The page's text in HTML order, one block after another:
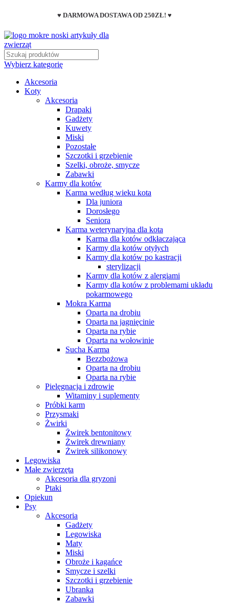
♥ DARMOWA DOSTAWA OD 250ZŁ! ♥
Wybierz kategorię
Akcesoria
Koty
Akcesoria
Drapaki
Gadżety
Kuwety
Miski
Pozostałe
Szczotki i grzebienie
Szelki, obroże, smycze
Zabawki
Karmy dla kotów
Karma według wieku kota
Dla juniora
Dorosłego
Seniora
Karma weterynaryjna dla kota
Karma dla kotów odkłaczająca
Karmy dla kotów otyłych
Karmy dla kotów po kastracji
sterylizacji
Karmy dla kotów z alergiami
Karmy dla kotów z problemami układu
pokarmowego
Mokra Karma
Oparta na drobiu
Oparta na jagnięcinie
Oparta na rybie
Oparta na wołowinie
Sucha Karma
Bezzbożowa
Oparta na drobiu
Oparta na rybie
Pielęgnacja i zdrowie
Witaminy i suplementy
Próbki karm
Przysmaki
Żwirki
Żwirek bentonitowy
Żwirek drewniany
Żwirek silikonowy
Legowiska
Małe zwierzęta
Akcesoria dla gryzoni
Ptaki
Opiekun
Psy
Akcesoria
Gadżety
Legowiska
Maty
Miski
Obroże i kagańce
Smycze i szelki
Szczotki i grzebienie
Ubranka
Zabawki